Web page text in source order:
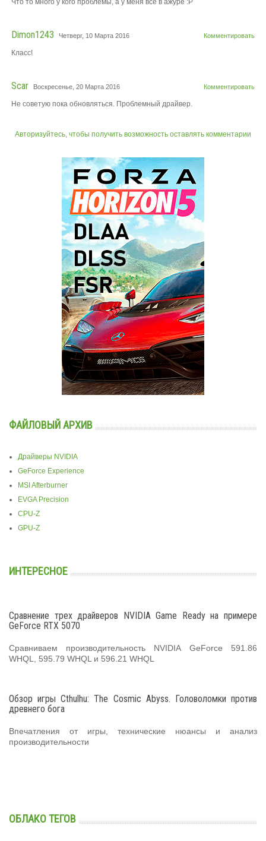
Что то много у кого проблемы, а у меня все в ажуре :Р
Комментировать
Dimon1243 Четверг, 10 Марта 2016
Класс!
Комментировать
Scar Воскресенье, 20 Марта 2016
Не советую пока обновляться. Проблемный драйвер.
Авторизуйтесь, чтобы получить возможность оставлять комментарии
ФАЙЛОВЫЙ АРХИВ
Драйверы NVIDIA
GeForce Experience
MSI Afterburner
EVGA Precision
CPU-Z
GPU-Z
ИНТЕРЕСНОЕ
Сравнение трех драйверов NVIDIA Game Ready на примере
GeForce RTX 5070
Сравниваем производительность NVIDIA GeForce 591.86
WHQL, 595.79 WHQL и 596.21 WHQL
Обзор игры Cthulhu: The Cosmic Abyss. Головоломки против
древнего бога
Впечатления от игры, технические нюансы и анализ
производительности
ОБЛАКО ТЕГОВ